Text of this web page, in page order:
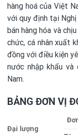
hàng hoá của Việt
với quy định tại
bán hàng hóa và
chức, cá nhân xuất
đồng với điều kiện
nước nhập khẩu
Nam.
BẢNG ĐƠN VỊ
Đại lượng